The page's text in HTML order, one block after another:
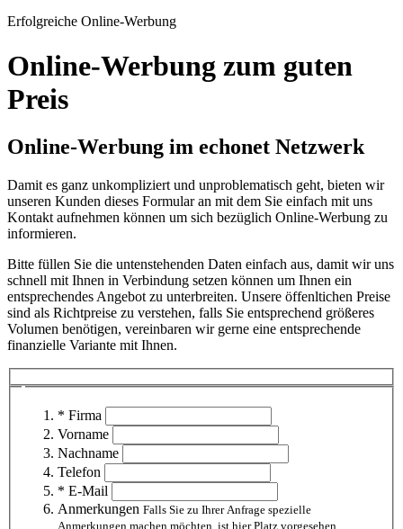
Erfolgreiche Online-Werbung
Online-Werbung zum guten
Preis
Online-Werbung im echonet Netzwerk
Damit es ganz unkompliziert und unproblematisch geht, bieten wir
unseren Kunden dieses Formular an mit dem Sie einfach mit uns
Kontakt aufnehmen können um sich bezüglich Online-Werbung zu
informieren.
Bitte füllen Sie die untenstehenden Daten einfach aus, damit wir uns
schnell mit Ihnen in Verbindung setzen können um Ihnen ein
entsprechendes Angebot zu unterbreiten. Unsere öffenltichen Preise
sind als Richtpreise zu verstehen, falls Sie entsprechend größeres
Volumen benötigen, vereinbaren wir gerne eine entsprechende
finanzielle Variante mit Ihnen.
* Firma
Vorname
Nachname
Telefon
* E-Mail
Anmerkungen Falls Sie zu Ihrer Anfrage spezielle
Anmerkungen machen möchten, ist hier Platz vorgesehen.